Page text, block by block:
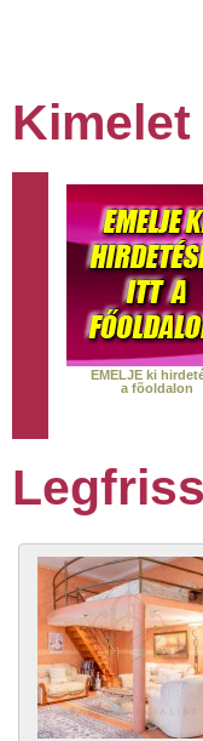
EMELJE ki
a fõoldalon